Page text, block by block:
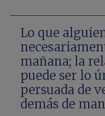
Lo que
mañana; la
puede ser lo
persuada de
demás de